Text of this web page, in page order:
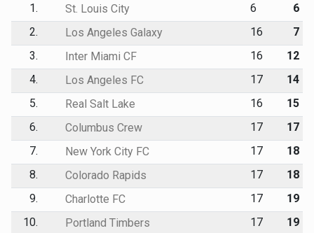
1.
St. Louis City 6
6
2.
Los Angeles Galaxy 16
7
3.
Inter Miami CF 16
12
4.
Los Angeles FC 17
14
5.
Real Salt Lake 16
15
6.
Columbus Crew 17
17
7.
New York City FC 17
18
8.
Colorado Rapids 17
18
9.
Charlotte FC 17
19
10.
Portland Timbers 17
19